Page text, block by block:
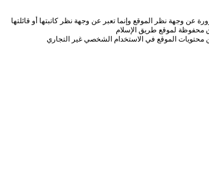
عن وجهة نظر الموقع وإنما تعبر عن وجهة نظر كاتبتها أو قائلتها
محفوظة لموقع طريق الإسلام
محتويات الموقع في الاستخدام الشخصي غير التجاري